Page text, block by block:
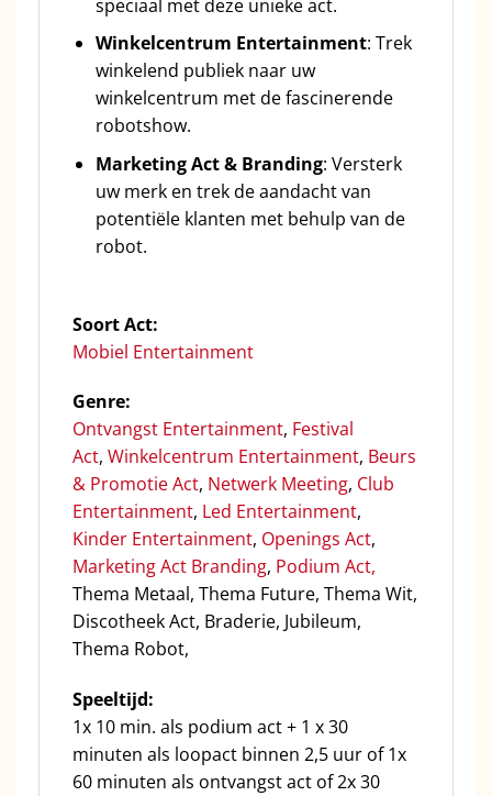
speciaal met deze unieke act.
Winkelcentrum Entertainment: Trek
winkelend publiek naar uw
winkelcentrum met de fascinerende
robotshow.
Marketing Act & Branding: Versterk
uw merk en trek de aandacht van
potentiële klanten met behulp van de
robot.
Soort Act:
Mobiel Entertainment
Genre:
Ontvangst Entertainment, Festival
Act, Winkelcentrum Entertainment, Beurs
& Promotie Act, Netwerk Meeting, Club
Entertainment, Led Entertainment,
Kinder Entertainment, Openings Act,
Marketing Act Branding, Podium Act,
Thema Metaal, Thema Future, Thema Wit,
Discotheek Act, Braderie, Jubileum,
Thema Robot,
Speeltijd:
1x 10 min. als podium act + 1 x 30
minuten als loopact binnen 2,5 uur of 1x
60 minuten als ontvangst act of 2x 30